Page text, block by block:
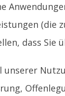
(die
dass
unserer